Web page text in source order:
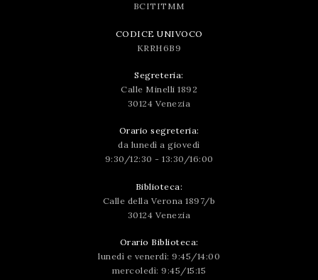
BCITITMM
CODICE UNIVOCO
KRRH6B9
Segreteria:
Calle Minelli 1892
30124 Venezia
Orario segreteria:
da lunedì a giovedì
9:30/12:30 - 13:30/16:00
Biblioteca:
Calle della Verona 1897/b
30124 Venezia
Orario Biblioteca:
lunedì e venerdì: 9:45/14:00
mercoledì: 9:45/15:15